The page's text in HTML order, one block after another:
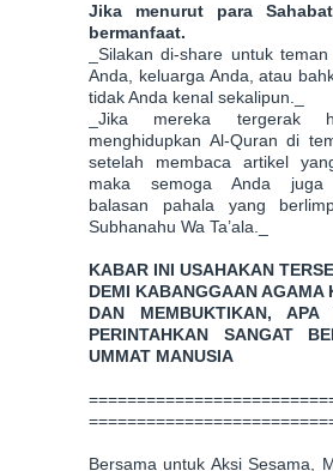
Jika menurut para
bermanfaat.
_Silakan di-share untuk
Anda, keluarga Anda, atau
tidak Anda kenal sekalipun._
_Jika mereka tergerak
menghidupkan Al-Quran di
setelah membaca artikel
maka semoga Anda juga
balasan pahala yang
Subhanahu Wa Ta’ala._
KABAR INI USAHAKAN
DEMI KABANGGAAN AGAMA
DAN MEMBUKTIKAN, APA
PERINTAHKAN SANGAT
UMMAT MANUSIA
Bersama untuk Aksi Sesama,